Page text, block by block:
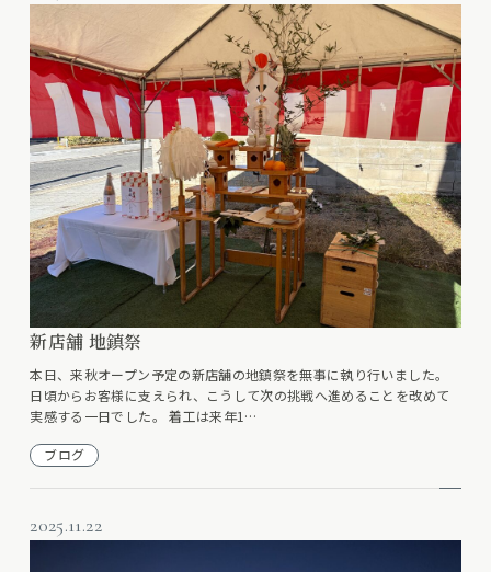
新店舗 地鎮祭
本日、来秋オープン予定の新店舗の地鎮祭を無事に執り行いました。
日頃からお客様に支えられ、こうして次の挑戦へ進めることを改めて
実感する一日でした。 着工は来年1…
ブログ
2025.11.22